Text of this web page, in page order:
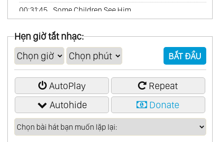
00:31:45
Some Children See Him
00:39:51 A Christmas Song
00:42:17 Sleep Baby Mine
Hẹn giờ tắt nhạc:
BẮT ĐẦU
AutoPlay
Repeat
Autohide
Donate